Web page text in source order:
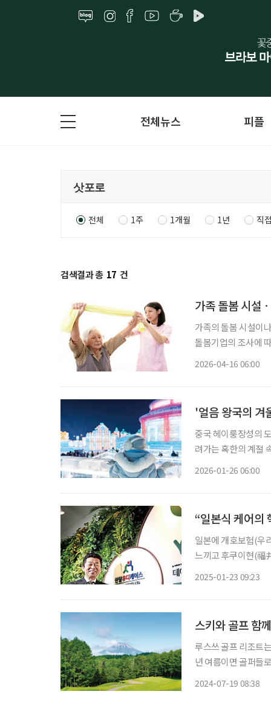
전체뉴스 피플
전체 1주 1개월 1년 직
검색결과 총 17 건
가족 돌봄 시설
가족의 돌봄 시설이
돌봄기업의 조사에
2026-04-16 06:00
'얼음 왕국의 겨
중국 헤이룽장성의
려가는 혹한의 계절
2026-01-26 06:00
“일본식 케어의
일본에 개호보험(우
느끼고 후쿠이현(福
2025-01-23 09:23
스키와 골프 함
루스쓰 골프 리조트
년 여름이면 골퍼들
2024-07-19 08:38